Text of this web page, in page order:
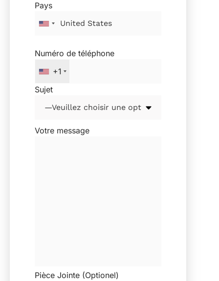
Pays
Numéro de téléphone
+1
Sujet
Votre message
Pièce Jointe (Optionel)